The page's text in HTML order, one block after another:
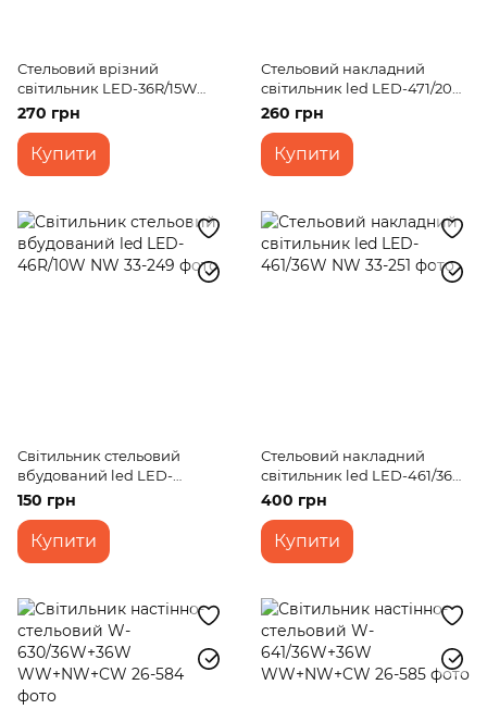
Стельовий врізний
світильник LED-36R/15W
WW
270 грн
Купити
Стельовий накладний
світильник led LED-471/20W
CW IP44
260 грн
Купити
Світильник стельовий
вбудований led LED-
46R/10W NW
150 грн
Купити
Стельовий накладний
світильник led LED-461/36W
NW
400 грн
Купити